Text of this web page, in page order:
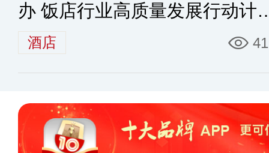
办 饭店行业高质量发展行动计
发布
酒店